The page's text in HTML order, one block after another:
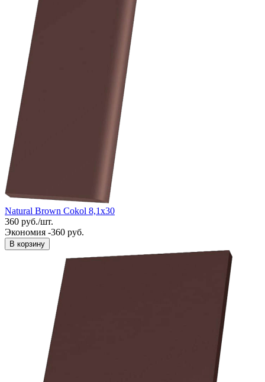
Natural Brown Cokol 8,1x30
360 руб./шт.
Экономия -360 руб.
В корзину